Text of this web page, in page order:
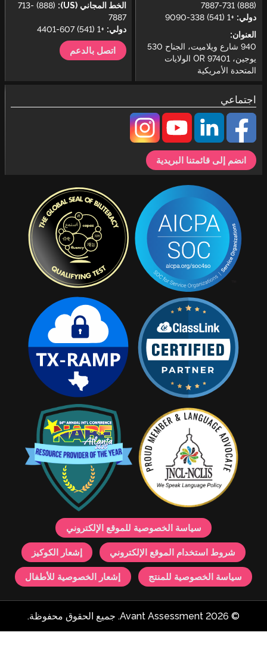
(888) 713-